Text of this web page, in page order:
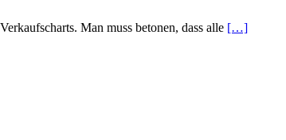
Man muss betonen, dass alle […]